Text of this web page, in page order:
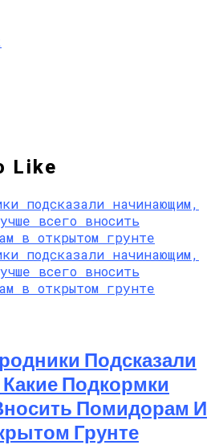
Like
Подсказали
Подкормки
Помидорам И
Грунте